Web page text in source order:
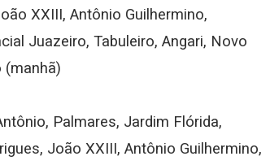
XXIII, Antônio Guilhermino,
Juazeiro, Tabuleiro, Angari, Novo
(manhã)
Palmares, Jardim Flórida,
João XXIII, Antônio Guilhermino,